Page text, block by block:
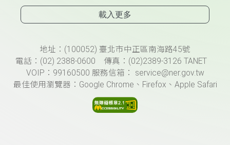
載入更多
頁尾資訊地址：(100052) 臺北市中正區南海路45號
電話：(02) 2388-0600 傳真：(02)2389-3126 TANET
VOIP：99160500 服務信箱： service@ner.gov.tw
最佳使用瀏覽器：Google Chrome、Firefox、Apple Safari